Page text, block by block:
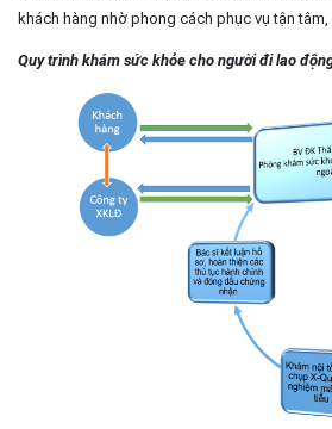
khách hàng nhờ phong cách phục vụ tận
Quy trình khám sức khỏe cho người đi lao